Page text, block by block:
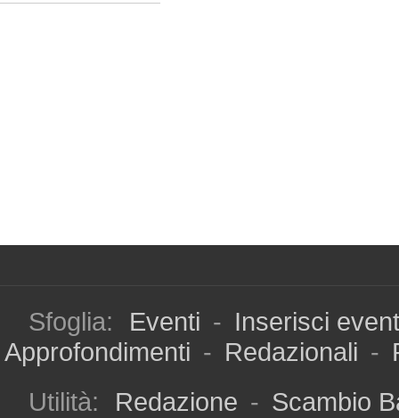
Sfoglia: Eventi - Inserisci
Approfondimenti - Redazionali -
Utilità:
Redazione - Scambio